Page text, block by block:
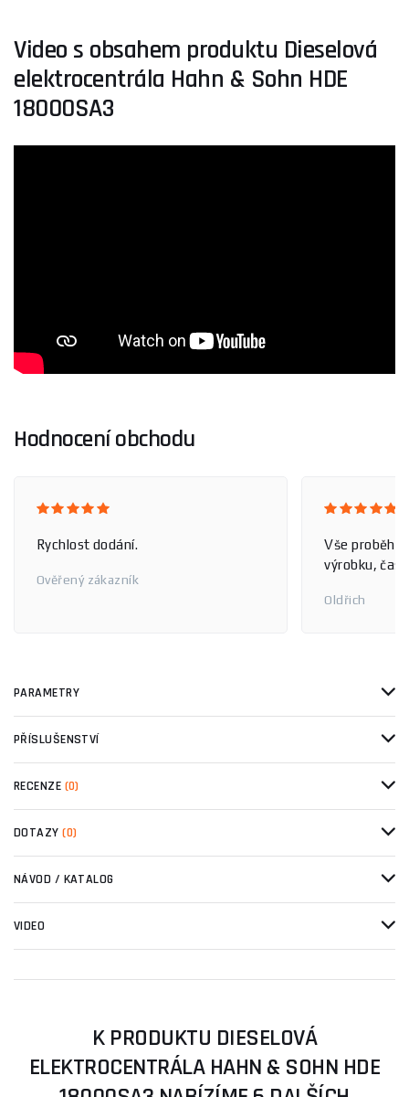
Video s obsahem produktu Dieselová
elektrocentrála Hahn & Sohn HDE
18000SA3
Hodnocení obchodu
Rychlost dodání.
Ověřený zákazník
Vše
výrobku, čas
Oldřich
PARAMETRY
PŘÍSLUŠENSTVÍ
RECENZE (0)
DOTAZY(0)
NÁVOD / KATALOG
VIDEO
K PRODUKTU DIESELOVÁ
ELEKTROCENTRÁLA HAHN & SOHN HDE